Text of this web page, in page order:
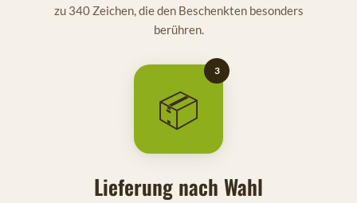
zu 340 Zeichen, die den Beschenkten besonders
berühren.
📦
3
Lieferung nach Wahl